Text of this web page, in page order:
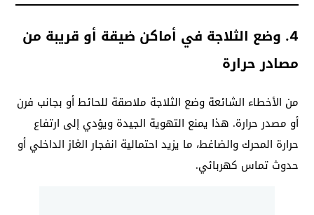
4. وضع الثلاجة في أماكن ضيقة أو قريبة من
مصادر حرارة
من الأخطاء الشائعة وضع الثلاجة ملاصقة للحائط أو بجانب فرن
أو مصدر حرارة. هذا يمنع التهوية الجيدة ويؤدي إلى ارتفاع
حرارة المحرك والضاغط، ما يزيد احتمالية انفجار الغاز الداخلي أو
حدوث تماس كهربائي.